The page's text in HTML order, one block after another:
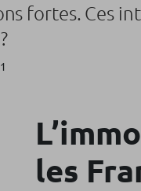
fortes. Ces
les